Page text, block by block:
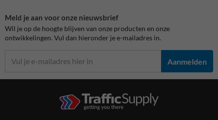
Meld je aan voor onze nieuwsbrief
Wil je op de hoogte blijven van onze producten en onze
ontwikkelingen. Vul dan hieronder je e-mailadres in.
Aanmelden